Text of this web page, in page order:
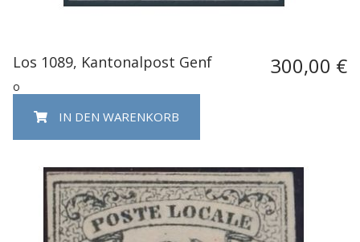
Los 1089, Kantonalpost Genf 300,00 €
o
IN DEN WARENKORB